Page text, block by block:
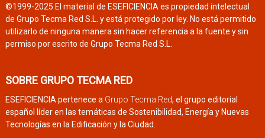
©1999-2025 El material de ESEFICIENCIA es propiedad intelectual
de Grupo Tecma Red S.L. y está protegido por ley. No está permitido
utilizarlo de ninguna manera sin hacer referencia a la fuente y sin
permiso por escrito de Grupo Tecma Red S.L.
SOBRE GRUPO TECMA RED
ESEFICIENCIA pertenece a Grupo Tecma Red, el grupo editorial
español líder en las temáticas de Sostenibilidad, Energía y Nuevas
Tecnologías en la Edificación y la Ciudad.